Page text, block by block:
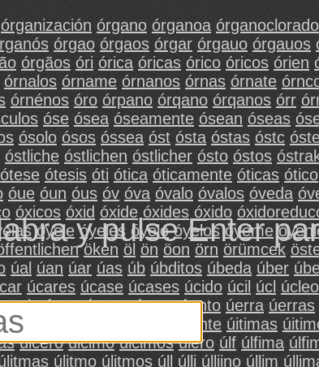
y pulse Enter
órganización órgano órganoa
órgao órgaos órgar órgauo órgauos
órgãos óri órica óricas órico óricos órien
órnalos órname órnanos órnas órnate
órnénos óro órpano órqano órqanos órr
óse ósea óseamente ósean óseas
ósolo ósos óssea óst ósta óstas óstc
óstliche óstlichen óstlicher ósto óstos
ótese ótesis óti ótica óticamente óticas ótico
óue óun óus óv óva óvalo óvalos óveda
óxicos óxid óxide óxides óxido
óyele óyeles óyelo óyelos óyeme
öken öl ön öon örn örümcek
úal úan úar úas úb úbditos úbeda úber
úcares úcase úcases úcido úcil úcl úcleo
úene úenen úente úento úerra úerras
úin úitimamente úitimas
úlcero úlcimo úlcimos úlero úlf úlfima
úlitmo úlitmos úll úlli úlliino úllim